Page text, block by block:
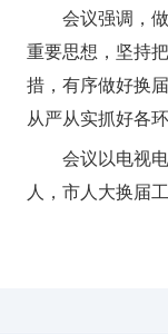
会议强调，
重要思想，坚持
措，有序做好换
从严从实抓好各
会议以电视
人，市人大换届